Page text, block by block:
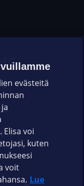
evästeitä
voi
kuten
voit
Lue